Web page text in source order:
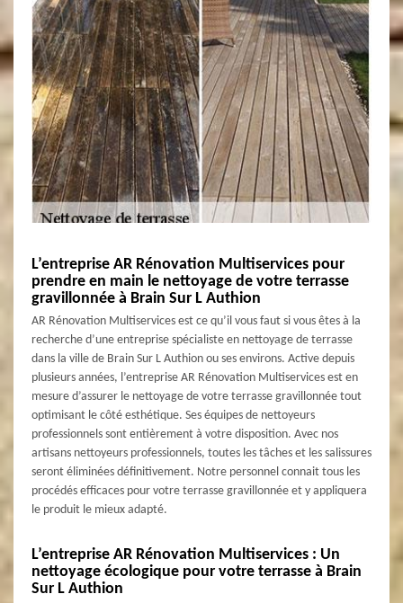
L’entreprise AR Rénovation Multiservices pour
prendre en main le nettoyage de votre terrasse
gravillonnée à Brain Sur L Authion
AR Rénovation Multiservices est ce qu’il vous faut si vous êtes à la
recherche d’une entreprise spécialiste en nettoyage de terrasse
dans la ville de Brain Sur L Authion ou ses environs. Active depuis
plusieurs années, l’entreprise AR Rénovation Multiservices est en
mesure d’assurer le nettoyage de votre terrasse gravillonnée tout
optimisant le côté esthétique. Ses équipes de nettoyeurs
professionnels sont entièrement à votre disposition. Avec nos
artisans nettoyeurs professionnels, toutes les tâches et les salissures
seront éliminées définitivement. Notre personnel connait tous les
procédés efficaces pour votre terrasse gravillonnée et y appliquera
le produit le mieux adapté.
L’entreprise AR Rénovation Multiservices : Un
nettoyage écologique pour votre terrasse à Brain
Sur L Authion